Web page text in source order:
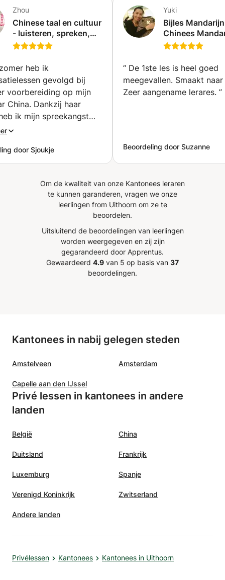
Zhou
Chinese taal en cultuur
- luisteren, spreken,
schrijven en lezen
heb ik
gevolgd bij
voorbereiding op mijn
China. Dankzij haar
ik mijn spreekangst
en gebruik ik de taal
vliegveld tot in een taxi
Zhou is een
docent, die haar
op je persoonlijke
Wat haar lessen
maakt, is de
van haar vakkennis en
door Sjoukje
Yuki
Bijles
Chinees
Chinees of
“ De 1ste les is heel goed
meegevallen. Smaakt
Zeer aangename lerares. ”
Beoordeling door Suzanne
Om de kwaliteit van onze Kantonees leraren
te kunnen garanderen, vragen we onze
leerlingen from Uithoorn om ze te
beoordelen.
Uitsluitend de beoordelingen van leerlingen
worden weergegeven en zij zijn
gegarandeerd door Apprentus.
Gewaardeerd 4.9 van 5 op basis van 37
beoordelingen.
Kantonees in nabij gelegen steden
Amstelveen Amsterdam
Capelle aan den IJssel
Privé lessen in kantonees in andere
landen
België China
Duitsland Frankrijk
Luxemburg Spanje
Verenigd Koninkrijk Zwitserland
Andere landen
Privélessen Kantonees Kantonees in Uithoorn